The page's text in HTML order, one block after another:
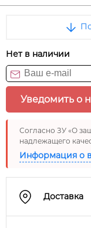
Нет в наличии
Уведомить о
Согласно ЗУ «О
надлежащего
Информация о
Доставка